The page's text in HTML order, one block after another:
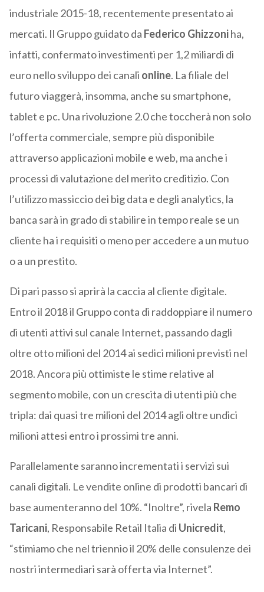
industriale 2015-18, recentemente presentato ai
mercati. Il Gruppo guidato da Federico Ghizzoniha,
infatti, confermato investimenti per 1,2 miliardi di
euro nello sviluppo dei canali online. La filiale del
futuro viaggerà, insomma, anche su smartphone,
tablet e pc. Una rivoluzione 2.0 che toccherà non solo
l’offerta commerciale, sempre più disponibile
attraverso applicazioni mobile e web, ma anche i
processi di valutazione del merito creditizio. Con
l’utilizzo massiccio dei big data e degli analytics, la
banca sarà in grado di stabilire in tempo reale se un
cliente ha i requisiti o meno per accedere a un mutuo
o a un prestito.
Di pari passo si aprirà la caccia al cliente digitale.
Entro il 2018 il Gruppo conta di raddoppiare il numero
di utenti attivi sul canale Internet, passando dagli
oltre otto milioni del 2014 ai sedici milioni previsti nel
2018. Ancora più ottimiste le stime relative al
segmento mobile, con un crescita di utenti più che
tripla: dai quasi tre milioni del 2014 agli oltre undici
milioni attesi entro i prossimi tre anni.
Parallelamente saranno incrementati i servizi sui
canali digitali. Le vendite online di prodotti bancari di
base aumenteranno del 10%. “Inoltre”, rivela Remo
Taricani, Responsabile Retail Italia di Unicredit,
“stimiamo che nel triennio il 20% delle consulenze dei
nostri intermediari sarà offerta via Internet”.